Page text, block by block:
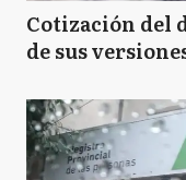
Cotización del
de sus